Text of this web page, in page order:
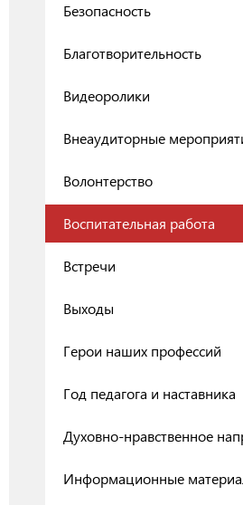
Безопасность
Благотворительность
Видеоролики
Внеаудиторные
Волонтерство
Воспитательная работа
Встречи
Выходы
Герои наших профессий
Год педагога и наставника
Духовно-нравственное
Информационные